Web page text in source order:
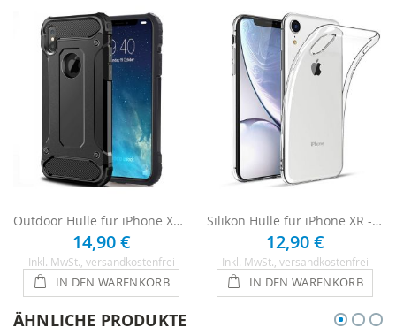
Outdoor Hülle für iPhone XR - Schwarz
14,90 €
Inkl. MwSt. , versandkostenfrei
IN DEN WARENKORB
Silikon Hülle für iPhone XR - Transparent
12,90 €
Inkl. MwSt. , versandkostenfrei
IN DEN WARENKORB
ÄHNLICHE PRODUKTE